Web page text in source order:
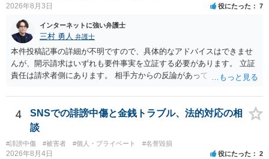
2026年8月3日 役にたった 7
インターネットに強い弁護士
三村 勇人 弁護士
本件投稿記事の詳細が不明ですので、具体的なアドバイスはできませ
んが、開示請求はいずれも要件事実を立証する必要があります。 立証
責任は請求者側にあります。 相手方からの反論があっても、裁判官が
方が口頭で反論したのは、仮処分は迅速性が要求されるためです。 書
面での反論となれば、より遅延する可能性がございます。 また、本件
はXのため、APのIPアドレスの保存期間の問題もございます。 開示請
求は法律知識が不可欠ですが、それだけでは足りず、実務を踏まえた
方法を選択することが重要です。
4
SNSでの誹謗中傷と金銭トラブル、法的対応の相
談
#誹謗中傷 #被害者 #個人・プライベート #名誉毀損
2026年8月4日 役にたった 2